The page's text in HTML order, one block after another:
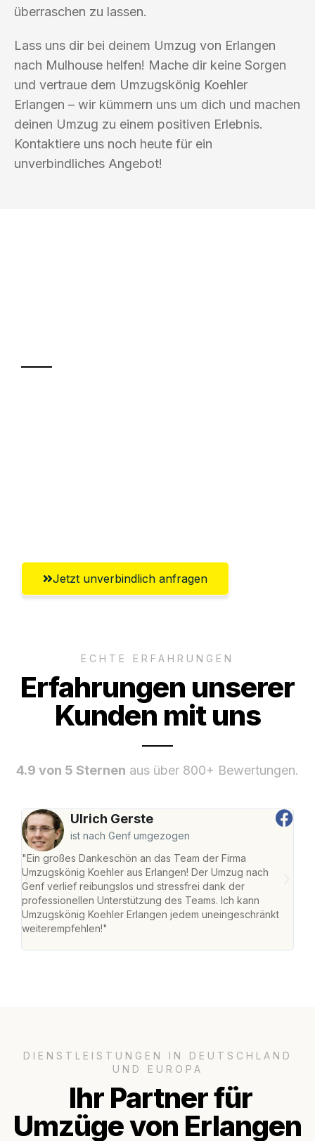
überraschen zu lassen.
Lass uns dir bei deinem Umzug von Erlangen
nach Mulhouse helfen! Mache dir keine Sorgen
und vertraue dem Umzugskönig Koehler
Erlangen – wir kümmern uns um dich und machen
deinen Umzug zu einem positiven Erlebnis.
Kontaktiere uns noch heute für ein
unverbindliches Angebot!
Jetzt unverbindlich anfragen
ECHTE ERFAHRUNGEN
Erfahrungen unserer
Kunden mit uns
4.9 von 5 Sternen aus über 800+ Bewertungen.
Ulrich Gerste
ist nach Genf umgezogen
"Ein großes Dankeschön an das Team der Firma
Umzugskönig Koehler aus Erlangen! Der Umzug nach
Genf verlief reibungslos und stressfrei dank der
professionellen Unterstützung des Teams. Ich kann
Umzugskönig Koehler Erlangen jedem uneingeschränkt
weiterempfehlen!"
DIENSTLEISTUNGEN IN DEUTSCHLAND
UND EUROPA
Ihr Partner für
Umzüge von Erlangen